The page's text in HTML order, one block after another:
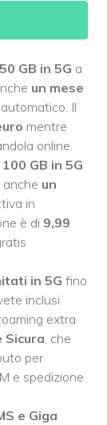
50 GB in 5G a
un mese
Il
mentre
online.
100 GB in 5G
un
in
è di 9,99
in 5G fino
inclusi
extra
Sicura, che
per
e spedizione
e Giga